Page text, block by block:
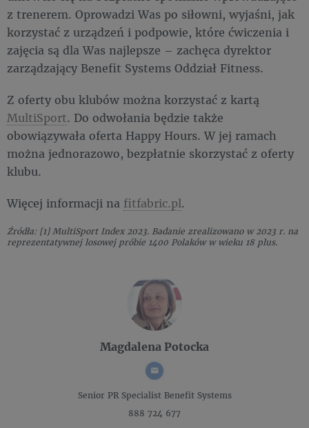
z trenerem. Oprowadzi Was po siłowni, wyjaśni, jak
korzystać z urządzeń i podpowie, które ćwiczenia i
zajęcia są dla Was najlepsze – zachęca dyrektor
zarządzający Benefit Systems Oddział Fitness.
Z oferty obu klubów można korzystać z kartą
MultiSport. Do odwołania będzie także
obowiązywała oferta Happy Hours. W jej ramach
można jednorazowo, bezpłatnie skorzystać z oferty
klubu.
Więcej informacji na fitfabric.pl.
Źródła: [1] MultiSport Index 2023. Badanie zrealizowano w 2023 r. na
reprezentatywnej losowej próbie 1400 Polaków w wieku 18 plus.
Magdalena Potocka
Senior PR SpecialistBenefit Systems
888 724 677